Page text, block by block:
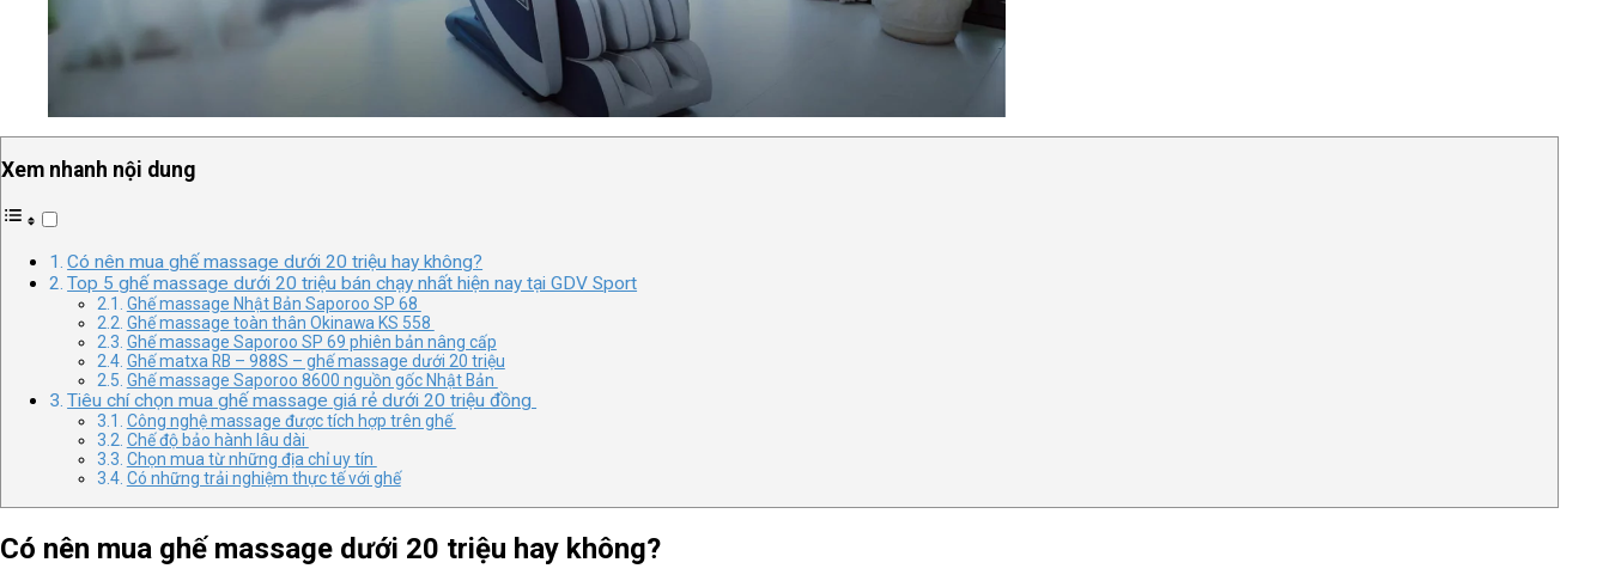
Xem nhanh nội dung
Có nên mua ghế massage dưới 20 triệu hay không?
Top 5 ghế massage dưới 20 triệu bán chạy nhất hiện nay tại GDV Sport
Ghế massage Nhật Bản Saporoo SP 68
Ghế massage toàn thân Okinawa KS 558
Ghế massage Saporoo SP 69 phiên bản nâng cấp
Ghế matxa RB – 988S – ghế massage dưới 20 triệu
Ghế massage Saporoo 8600 nguồn gốc Nhật Bản
Tiêu chí chọn mua ghế massage giá rẻ dưới 20 triệu đồng
Công nghệ massage được tích hợp trên ghế
Chế độ bảo hành lâu dài
Chọn mua từ những địa chỉ uy tín
Có những trải nghiệm thực tế với ghế
Có nên mua ghế massage dưới 20 triệu hay không?